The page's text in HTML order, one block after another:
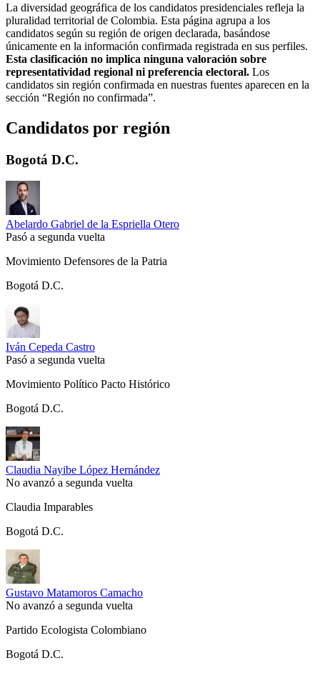
La diversidad geográfica de los candidatos presidenciales refleja la
pluralidad territorial de Colombia. Esta página agrupa a los
candidatos según su región de origen declarada, basándose
únicamente en la información confirmada registrada en sus perfiles.
Esta clasificación no implica ninguna valoración sobre
representatividad regional ni preferencia electoral. Los
candidatos sin región confirmada en nuestras fuentes aparecen en la
sección “Región no confirmada”.
Candidatos por región
Bogotá D.C.
Abelardo Gabriel de la Espriella Otero
Pasó a segunda vuelta
Movimiento Defensores de la Patria
Bogotá D.C.
Iván Cepeda Castro
Pasó a segunda vuelta
Movimiento Político Pacto Histórico
Bogotá D.C.
Claudia Nayibe López Hernández
No avanzó a segunda vuelta
Claudia Imparables
Bogotá D.C.
Gustavo Matamoros Camacho
No avanzó a segunda vuelta
Partido Ecologista Colombiano
Bogotá D.C.